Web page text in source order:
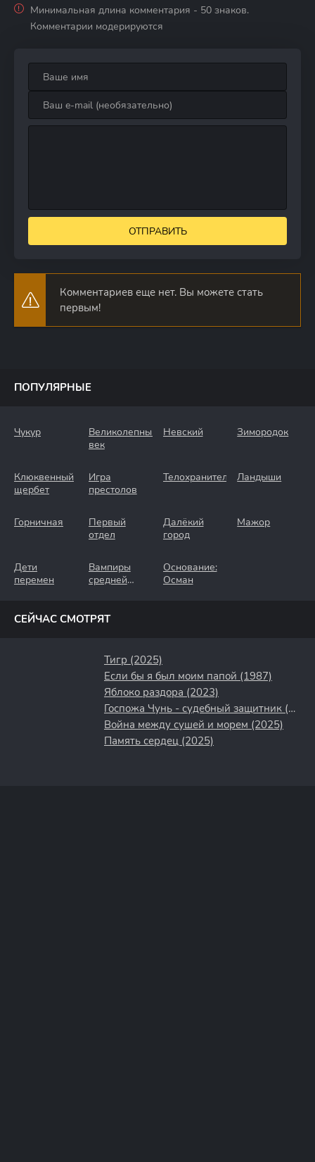
Минимальная длина комментария - 50 знаков.
Комментарии модерируются
ОТПРАВИТЬ
Комментариев еще нет. Вы можете стать
первым!
ПОПУЛЯРНЫЕ
Чукур
Великолепный
век
Невский Зимородок
Клюквенный
щербет
Игра
престолов
Телохранители Ландыши
Горничная
Первый
отдел
Далёкий
город
Мажор
Дети
перемен
Вампиры
средней
Основание:
Осман
СЕЙЧАС СМОТРЯТ
Тигр (2025)
Если бы я был моим папой (1987)
Яблоко раздора (2023)
Госпожа Чунь - судебный защитник (2023)
Война между сушей и морем (2025)
Память сердец (2025)